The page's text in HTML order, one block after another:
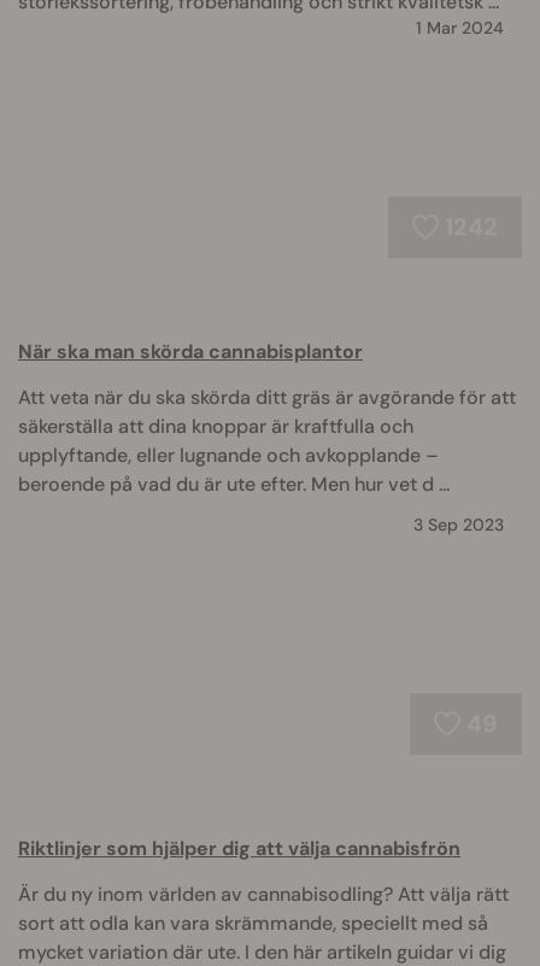
1 Mar 2024
När ska man skörda cannabisplantor
Att veta när du ska skörda ditt gräs är avgörande för att
säkerställa att dina knoppar är kraftfulla och
upplyftande, eller lugnande och avkopplande –
beroende på vad du är ute efter. Men hur vet d ...
3 Sep 2023
Riktlinjer som hjälper dig att välja cannabisfrön
Är du ny inom världen av cannabisodling? Att välja rätt
sort att odla kan vara skrämmande, speciellt med så
mycket variation där ute. I den här artikeln guidar vi dig